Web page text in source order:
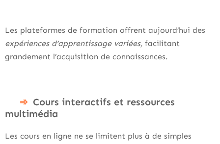
Les plateformes de formation offrent aujourd’hui des
expériences d’apprentissage variées, facilitant
grandement l’acquisition de connaissances.
Cours interactifs et ressources
multimédia
Les cours en ligne ne se limitent plus à de simples